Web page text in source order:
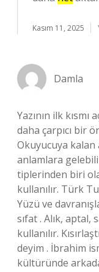
Kasım 11, 2025
Damla
Yazının ilk kısmı
daha çarpıcı bir
Okuyucuya kalan
anlamlara
tiplerinden biri
kullanılır. Türk
Yüzü ve
sıfat . Alık, aptal,
kullanılır.
deyim . İbrahim
kültüründe